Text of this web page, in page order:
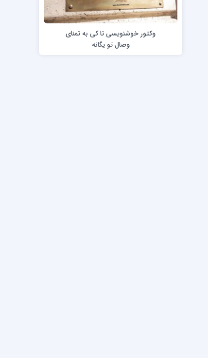
دورۀ کرسیو1وکتور خوشنویسی تا کی به تمنای
وصال تو یگانه